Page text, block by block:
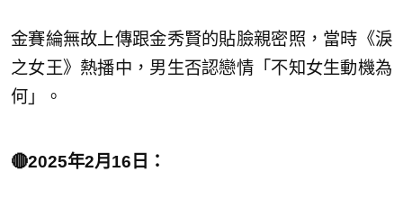
金賽綸無故上傳跟金秀賢的貼臉親密照，當時《淚
之女王》熱播中，男生否認戀情「不知女生動機為
何」。
🔴2025年2月16日：